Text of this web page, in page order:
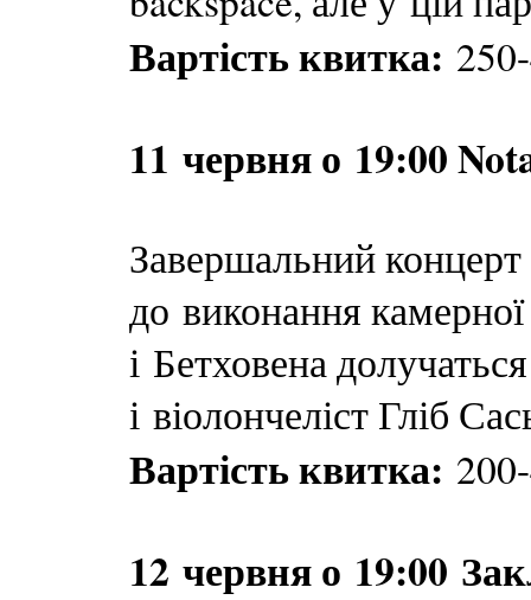
Вартість квитка:
11 червня о 19:00
Завершальний
до виконання
і Бетховена
і віолончеліст Гліб
Вартість квитка:
12 червня о 19:00